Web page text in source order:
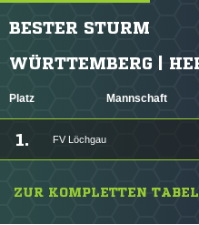
BESTER STURM
WÜRTTEMBERG |
Platz Mannschaft
1. FV Löchgau
ZUR KOMPLETTEN